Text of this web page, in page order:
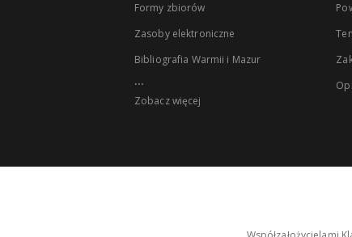
Formy zbiorów
Zasoby elektroniczne
Bibliografia Warmii i Mazur
...
Zobacz więcej